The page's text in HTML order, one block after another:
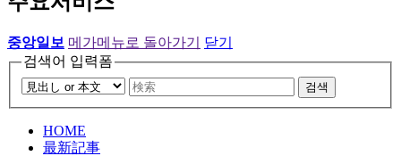
중앙일보 메가메뉴로 돌아가기
닫기
검색어 입력폼
검색
HOME
最新記事